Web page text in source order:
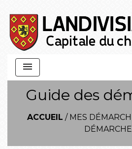
menu
Guide des
ACCUEIL / MES